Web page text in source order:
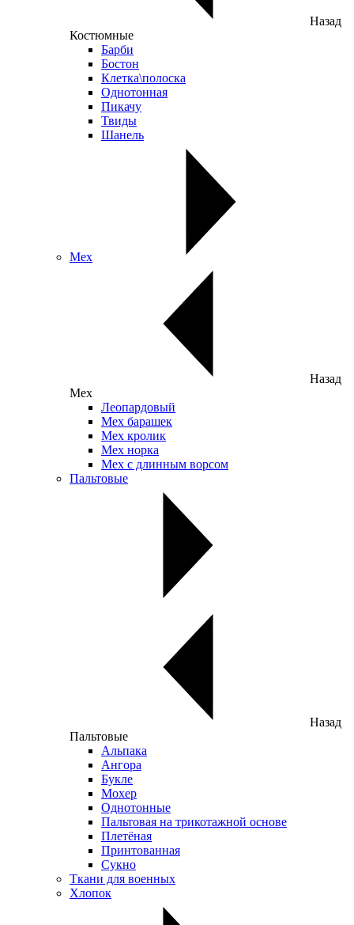
Назад
Костюмные
Барби
Бостон
Клетка\полоска
Однотонная
Пикачу
Твиды
Шанель
Мех
Назад
Мех
Леопардовый
Мех барашек
Мех кролик
Мех норка
Мех с длинным ворсом
Пальтовые
Назад
Пальтовые
Альпака
Ангора
Букле
Мохер
Однотонные
Пальтовая на трикотажной основе
Плетёная
Принтованная
Сукно
Ткани для военных
Хлопок